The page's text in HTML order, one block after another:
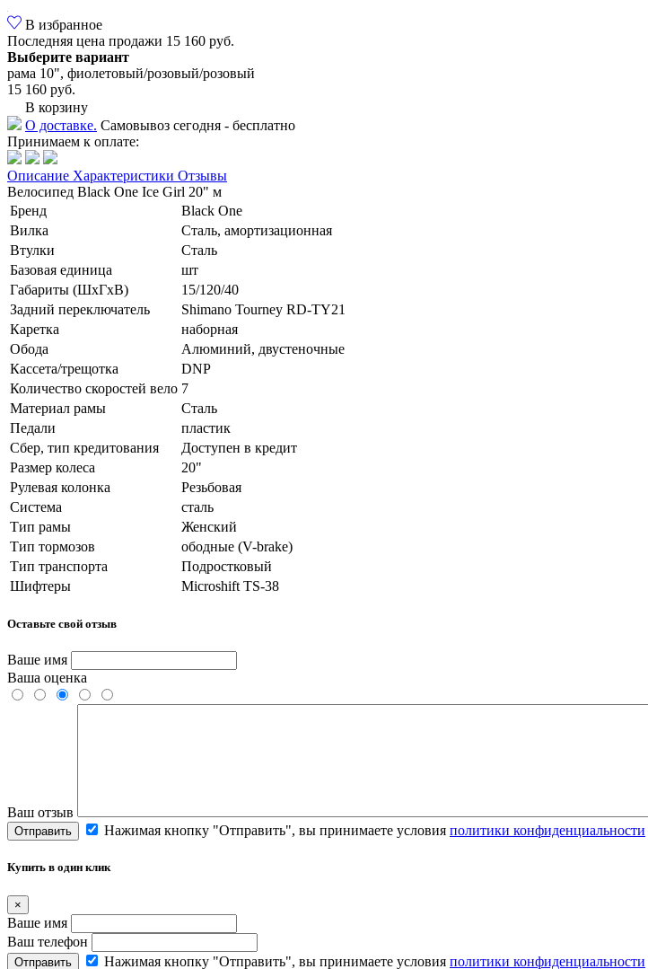
В избранное
Последняя цена продажи 15 160 руб.
Выберите вариант
рама 10", фиолетовый/розовый/розовый
15 160 руб.
В корзину
О доставке. Самовывоз сегодня - бесплатно
Принимаем к оплате:
Описание Характеристики Отзывы
Велосипед Black One Ice Girl 20" м
Бренд
Black One
Вилка
Сталь, амортизационная
Втулки
Сталь
Базовая единица
шт
Габариты (ШхГхВ)
15/120/40
Задний переключатель
Shimano Tourney RD-TY21
Каретка
наборная
Обода
Алюминий, двустеночные
Кассета/трещотка
DNP
Количество скоростей вело 7
Материал рамы
Сталь
Педали
пластик
Сбер, тип кредитования
Доступен в кредит
Размер колеса
20"
Рулевая колонка
Резьбовая
Система
сталь
Тип рамы
Женский
Тип тормозов
ободные (V-brake)
Тип транспорта
Подростковый
Шифтеры
Microshift TS-38
Оставьте свой отзыв
Ваше имя
Ваша оценка
Ваш отзыв
Отправить Нажимая кнопку "Отправить", вы принимаете условия политики конфиденциальности
Купить в один клик
×
Ваше имя
Ваш телефон
Отправить Нажимая кнопку "Отправить", вы принимаете условия политики конфиденциальности